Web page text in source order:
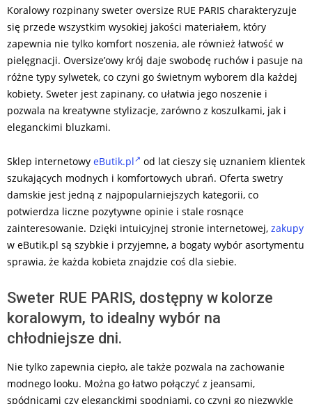
Koralowy rozpinany sweter oversize RUE PARIS charakteryzuje
się przede wszystkim wysokiej jakości materiałem, który
zapewnia nie tylko komfort noszenia, ale również łatwość w
pielęgnacji. Oversize’owy krój daje swobodę ruchów i pasuje na
różne typy sylwetek, co czyni go świetnym wyborem dla każdej
kobiety. Sweter jest zapinany, co ułatwia jego noszenie i
pozwala na kreatywne stylizacje, zarówno z koszulkami, jak i
eleganckimi bluzkami.
Sklep internetowy eButik.pl
od lat cieszy się uznaniem klientek
szukających modnych i komfortowych ubrań. Oferta swetry
damskie jest jedną z najpopularniejszych kategorii, co
potwierdza liczne pozytywne opinie i stale rosnące
zainteresowanie. Dzięki intuicyjnej stronie internetowej, zakupy
w eButik.pl są szybkie i przyjemne, a bogaty wybór asortymentu
sprawia, że każda kobieta znajdzie coś dla siebie.
Sweter RUE PARIS, dostępny w kolorze
koralowym, to idealny wybór na
chłodniejsze dni.
Nie tylko zapewnia ciepło, ale także pozwala na zachowanie
modnego looku. Można go łatwo połączyć z jeansami,
spódnicami czy eleganckimi spodniami, co czyni go niezwykle